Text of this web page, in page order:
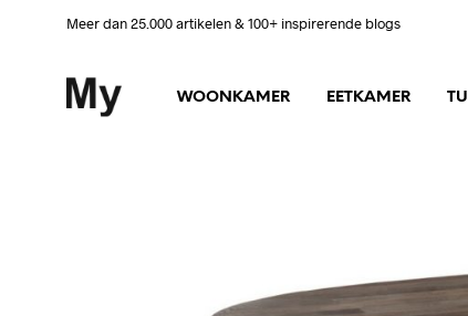
Meer dan 25.000 artikelen & 100+ inspirerende blogs
WOONKAMER EETKAMER TUIN